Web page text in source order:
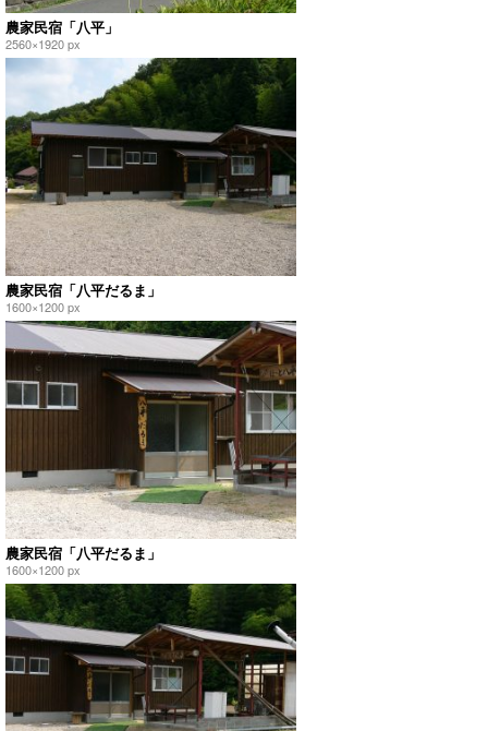
農家民宿「八平」
2560×1920 px
農家民宿「八平だるま」
1600×1200 px
農家民宿「八平だるま」
1600×1200 px